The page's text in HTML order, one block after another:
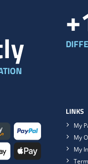
LINKS
My
My
My